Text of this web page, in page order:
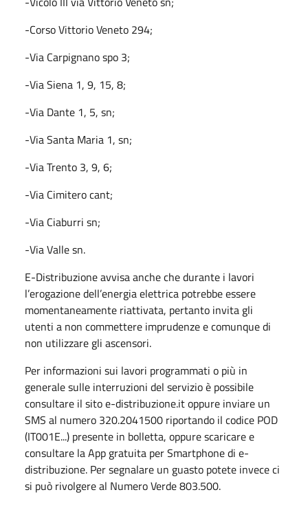
-Corso Vittorio Veneto 294;
-Via Carpignano spo 3;
-Via Siena 1, 9, 15, 8;
-Via Dante 1, 5, sn;
-Via Santa Maria 1, sn;
-Via Trento 3, 9, 6;
-Via Cimitero cant;
-Via Ciaburri sn;
-Via Valle sn.
E-Distribuzione avvisa anche che durante i lavori
l’erogazione dell’energia elettrica potrebbe essere
momentaneamente riattivata, pertanto invita gli
utenti a non commettere imprudenze e comunque di
non utilizzare gli ascensori.
Per informazioni sui lavori programmati o più in
generale sulle interruzioni del servizio è possibile
consultare il sito e-distribuzione.it oppure inviare un
SMS al numero 320.2041500 riportando il codice POD
(IT001E...) presente in bolletta, oppure scaricare e
consultare la App gratuita per Smartphone di e-
distribuzione. Per segnalare un guasto potete invece ci
si può rivolgere al Numero Verde 803.500.